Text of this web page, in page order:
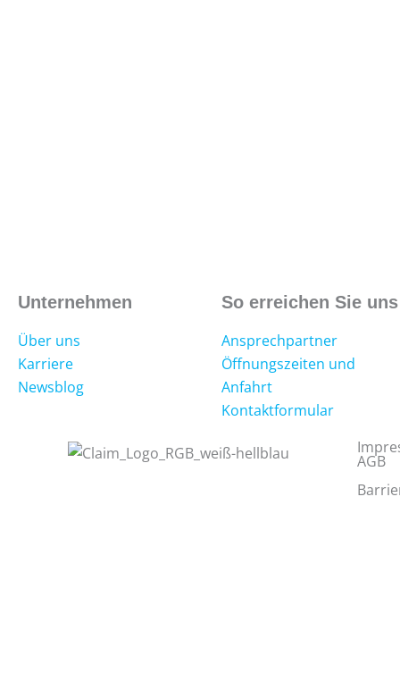
Unternehmen
Über uns
Karriere
Newsblog
So erreichen Sie uns
Ansprechpartner
Öffnungszeiten und
Anfahrt
Kontaktformular
AGB